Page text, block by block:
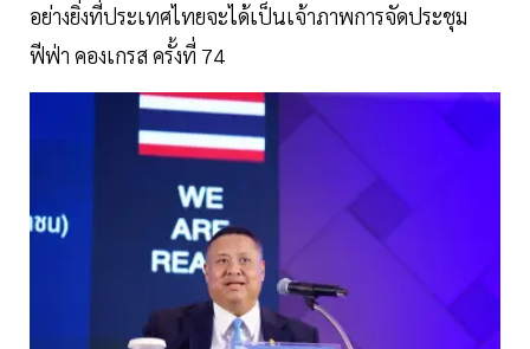
อย่างยิ่งที่ประเทศไทยจะได้เป็นเจ้าภาพการจัดประชุม
ฟีฟ่า คองเกรส ครั้งที่ 74